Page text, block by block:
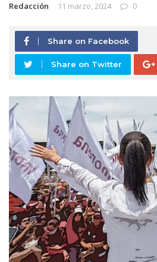
Redacción 11 marzo, 2024 0
Share on Facebook
Share on Twitter